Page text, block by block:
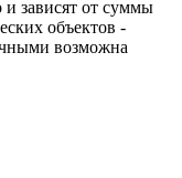
зависят от суммы
объектов -
возможна